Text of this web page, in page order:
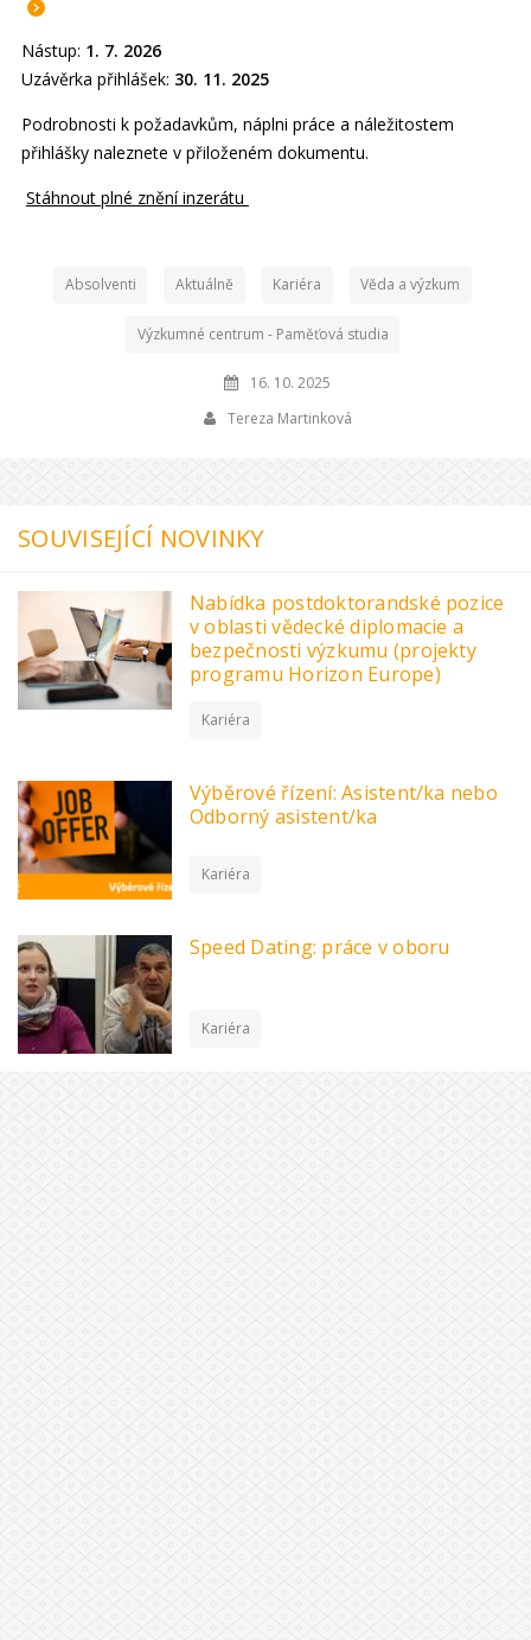
Nástup: 1. 7. 2026
Uzávěrka přihlášek: 30. 11. 2025
Podrobnosti k požadavkům, náplni práce a náležitostem
přihlášky naleznete v přiloženém dokumentu.
Stáhnout plné znění inzerátu
Absolventi Aktuálně Kariéra Věda a výzkum
Výzkumné centrum - Paměťová studia
16. 10. 2025
Tereza Martinková
SOUVISEJÍCÍ NOVINKY
Nabídka postdoktorandské pozice
v oblasti vědecké diplomacie a
bezpečnosti výzkumu (projekty
programu Horizon Europe)
Kariéra
Výběrové řízení: Asistent/ka nebo
Odborný asistent/ka
Kariéra
Speed Dating: práce v oboru
Kariéra